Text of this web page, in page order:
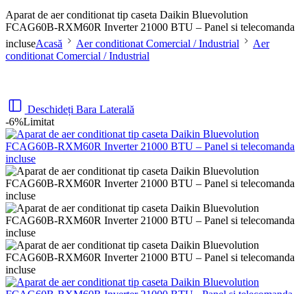
Aparat de aer conditionat tip caseta Daikin Bluevolution
FCAG60B-RXM60R Inverter 21000 BTU – Panel si telecomanda
incluseAcasă Aer conditionat Comercial / Industrial
Aer
conditionat Comercial / Industrial
Deschideți Bara Laterală
-6%Limitat